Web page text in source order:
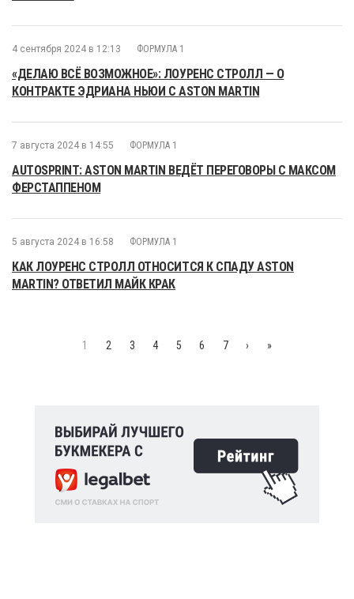
4 сентября 2024 в 12:13 ФОРМУЛА 1
«ДЕЛАЮ ВСЁ ВОЗМОЖНОЕ»: ЛОУРЕНС СТРОЛЛ — О
КОНТРАКТЕ ЭДРИАНА НЬЮИ С ASTON MARTIN
7 августа 2024 в 14:55 ФОРМУЛА 1
AUTOSPRINT: ASTON MARTIN ВЕДЁТ ПЕРЕГОВОРЫ С МАКСОМ
ФЕРСТАППЕНОМ
5 августа 2024 в 16:58 ФОРМУЛА 1
КАК ЛОУРЕНС СТРОЛЛ ОТНОСИТСЯ К СПАДУ ASTON
MARTIN? ОТВЕТИЛ МАЙК КРАК
1 2 3 4 5 6 7 › »